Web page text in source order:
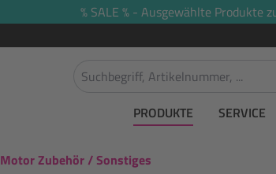
% SALE % - Ausgewählte Produkte
PRODUKTE SERVICE
Motor Zubehör / Sonstiges